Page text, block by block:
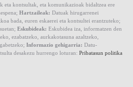
eta kontsultak, eta komunikazioak bidaltzea ere
Hartzaileak: Datuak hirugarrenei
bada, euren eskaerei eta kontsultei erantzuteko;
Eskubideak: Eskubidea iza, informatzen den
ezabatzeko, aurkakotasuna azaltzeko,
Informazio gehigarria: Datu-
desakezu hurrengo loturan: Pribatasun politika